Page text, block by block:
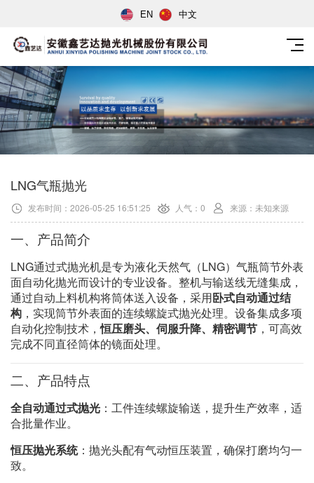
EN 中文
LNG气瓶抛光
发布时间：2026-05-25 16:51:25 人气：0 来源：未知来源
一、产品简介
LNG通过式抛光机是专为液化天然气（LNG）气瓶筒节外表
面自动化抛光而设计的专业设备。整机与输送线无缝集成，
通过自动上料机构将筒体送入设备，采用卧式自动通过结
构 ，实现筒节外表面的连续螺旋式抛光处理。设备集成多项
自动化控制技术，恒压磨头、伺服升降、精密调节 ，可高效
完成不同直径筒体的镜面处理。
二、产品特点
全自动通过式抛光 ：工件连续螺旋输送，提升生产效率，适
合批量作业。
恒压抛光系统：抛光头配有气动恒压装置，确保打磨均匀一
致。